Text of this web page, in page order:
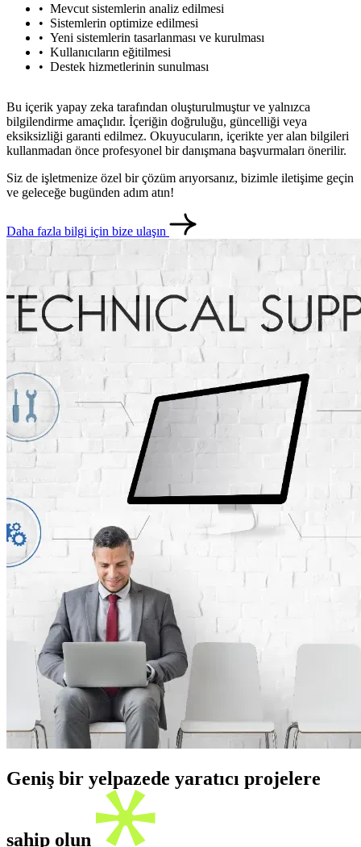
İletişim English
Mevcut sistemlerin analiz edilmesi
Sistemlerin optimize edilmesi
Yeni sistemlerin tasarlanması ve kurulması
Kullanıcıların eğitilmesi
Destek hizmetlerinin sunulması
Bu içerik yapay zeka tarafından oluşturulmuştur ve yalnızca
bilgilendirme amaçlıdır. İçeriğin doğruluğu, güncelliği veya
eksiksizliği garanti edilmez. Okuyucuların, içerikte yer alan bilgileri
kullanmadan önce profesyonel bir danışmana başvurmaları önerilir.
Siz de işletmenize özel bir çözüm arıyorsanız, bizimle iletişime geçin
ve geleceğe bugünden adım atın!
Daha fazla bilgi için bize ulaşın
Geniş bir yelpazede yaratıcı projelere
sahip olun